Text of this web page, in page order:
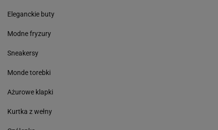
Eleganckie buty
Modne fryzury
Sneakersy
Monde torebki
Ażurowe klapki
Kurtka z wełny